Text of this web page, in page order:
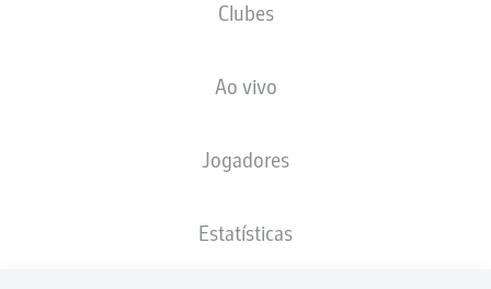
Clubes
Ao vivo
Jogadores
Estatísticas